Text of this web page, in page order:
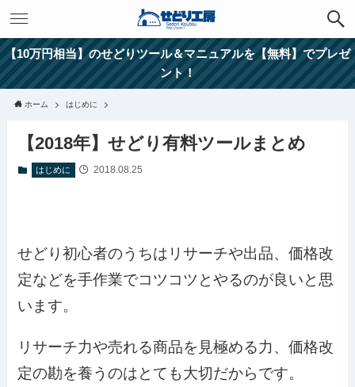
【10万円相当】のせどりツール＆マニュアルを【無料】でプレゼ
ント！
ホーム はじめに
【2018年】せどり有料ツールまとめ
はじめに 2018.08.25
せどり初心者のうちはリサーチや出品、価格改
定などを手作業でコツコツとやるのが良いと思
います。
リサーチ力や売れる商品を見極める力、価格改
定の勘を養うのはとても大切だからです。